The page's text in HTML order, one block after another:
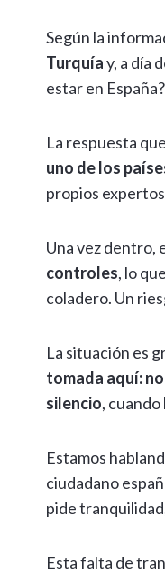
Según la
Turquíay, a día
estar en España?
La respuesta
uno de los
propios
Una vez dentro,
controles, lo
coladero. Un
La situación es
tomada aquí:
silencio,
Estamos
ciudadano
pide
Esta falta de